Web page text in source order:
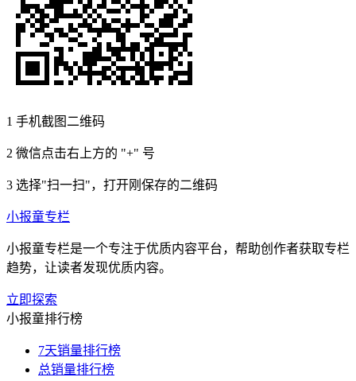
1 手机截图二维码
2 微信点击右上方的 "+" 号
3 选择"扫一扫"，打开刚保存的二维码
小报童专栏
小报童专栏是一个专注于优质内容平台，帮助创作者获取专栏
趋势，让读者发现优质内容。
立即探索
小报童排行榜
7天销量排行榜
总销量排行榜